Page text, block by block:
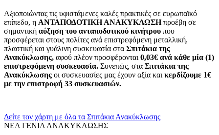
Αξιοποιώντας τις υφιστάμενες καλές πρακτικές σε ευρωπαϊκό
επίπεδο, η ΑΝΤΑΠΟΔΟΤΙΚΗ ΑΝΑΚΥΚΛΩΣΗπροέβη σε
σημαντική αύξηση του ανταποδοτικού κινήτρου που
προσφέρεται στους πολίτες ανά επιστρεφόμενη μεταλλική,
πλαστική και γυάλινη συσκευασία στα Σπιτάκια της
Ανακύκλωσης, αφού πλέον προσφέρονται 0,03€ ανά κάθε μία (1)
επιστρεφόμενη συσκευασία. Συνεπώς, στα Σπιτάκια της
Ανακύκλωσης οι συσκευασίες μας έχουν αξία και κερδίζουμε 1€
με την επιστροφή 33 συσκευασιών.
Δείτε τον χάρτη με όλα τα Σπιτάκια Ανακύκλωσης
ΝΕΑ ΓΕΝΙΑ ΑΝΑΚΥΚΛΩΣΗΣ